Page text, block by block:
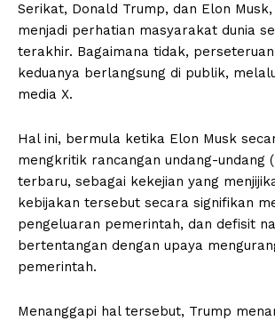
Serikat, Donald Trump, dan Elon
menjadi perhatian masyarakat dunia
terakhir. Bagaimana tidak,
keduanya berlangsung di publik,
media X.
Hal ini, bermula ketika Elon Musk
mengkritik rancangan undang-undang
terbaru, sebagai kekejian yang
kebijakan tersebut secara signifikan
pengeluaran pemerintah, dan defisit
bertentangan dengan upaya
pemerintah.
Menanggapi hal tersebut, Trump